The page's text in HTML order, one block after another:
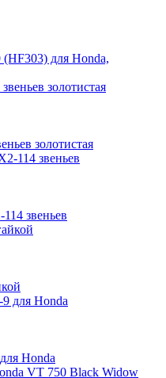
для Honda,
золотистая
звеньев
Honda